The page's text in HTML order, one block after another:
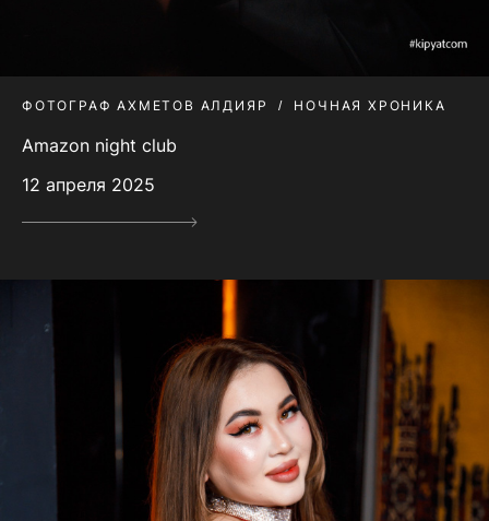
ФОТОГРАФ АХМЕТОВ АЛДИЯР НОЧНАЯ ХРОНИКА
Amazon night club
12 апреля 2025